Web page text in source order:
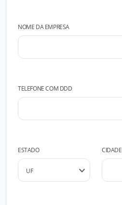
NOME DA EMPRESA
TELEFONE COM DDD
ESTADO CIDADE